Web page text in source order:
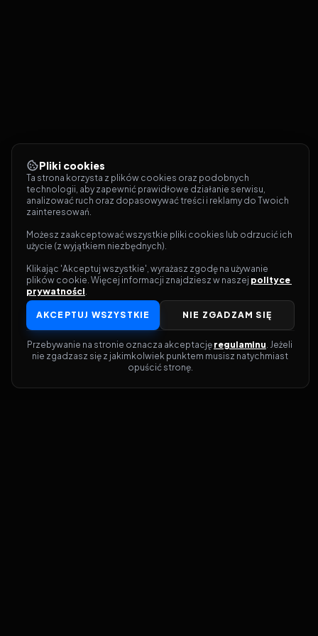
Pliki cookies
Ta strona korzysta z plików cookies oraz podobnych
technologii, aby zapewnić prawidłowe działanie serwisu,
analizować ruch oraz dopasowywać treści i reklamy do Twoich
zainteresowań.
Możesz zaakceptować wszystkie pliki cookies lub odrzucić ich
użycie (z wyjątkiem niezbędnych).
Klikając 'Akceptuj wszystkie', wyrażasz zgodę na używanie
plików cookie. Więcej informacji znajdziesz w naszej polityce
prywatności.
AKCEPTUJ WSZYSTKIE NIE ZGADZAM SIĘ
Przebywanie na stronie oznacza akceptację regulaminu. Jeżeli
nie zgadzasz się z jakimkolwiek punktem musisz natychmiast
opuścić stronę.